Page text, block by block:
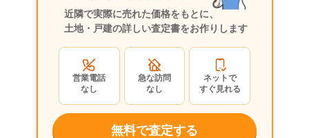
近隣で実際に売れた価格をもとに、
土地・戸建の詳しい査定書をお作りします
営業電話
なし
急な訪問
なし
ネットで
すぐ見れる
無料で査定する